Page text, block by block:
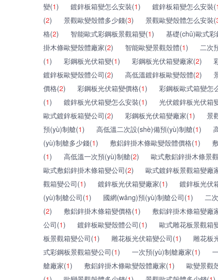
變(1) 鍍鋅板箱變怎么安裝(1) 鍍鋅板箱變怎么安裝(
(2) 景觀歐變殼體多少錢(3) 景觀歐變殼體怎么安裝(
格(2) 智能歐式彩鋼板景觀箱變(1)
基礎(chǔ)歐式
掛木條歐變殼體廠家(2) 智能歐變景觀殼體(1)
二次
(1) 彩鋼板光伏箱變(1) 彩鋼板光伏箱變廠家(2)
鍍鋅板歐變殼體公司(2) 高低溫鍍鋅板歐變殼體(2)
價格(2) 彩鋼板光伏箱變價格(1)
彩鋼板歐式箱變怎
(1) 鍍鋅板光伏箱變怎么安裝(1)
光伏鍍鋅板光伏箱
歐式鍍鋅板箱變公司(2) 彩鋼板光伏箱變廠家(1)
景
預(yù)制艙(1) 高低溫二次設(shè)備預(yù)制艙(1)
(yù)制艙多少錢(1) 敷鋁鋅掛木條歐變殼體價格(1)
(1) 高低溫一次預(yù)制艙(2)
歐式敷鋁鋅掛木條景
歐式敷鋁鋅掛木條箱變公司(2)
歐式鍍鋅板景觀箱變廠
觀箱變公司(1) 鍍鋅板光伏箱變廠家(1)
鍍鋅板光伏
(yù)制艙公司(1) 國網(wǎng)預(yù)制艙公司(1)
二
(2) 敷鋁鋅掛木條箱變價格(1)
敷鋁鋅掛木條箱變廠
公司(1) 鍍鋅板歐變殼體公司(1)
歐式雕花板景觀箱
板景觀箱變公司(1) 雕花板光伏箱變公司(1)
雕花板
式彩鋼板景觀箱變公司(1) 一次預(yù)制艙廠家(1)
艙廠家(1) 敷鋁鋅掛木條歐變殼體廠家(1)
歐變景觀